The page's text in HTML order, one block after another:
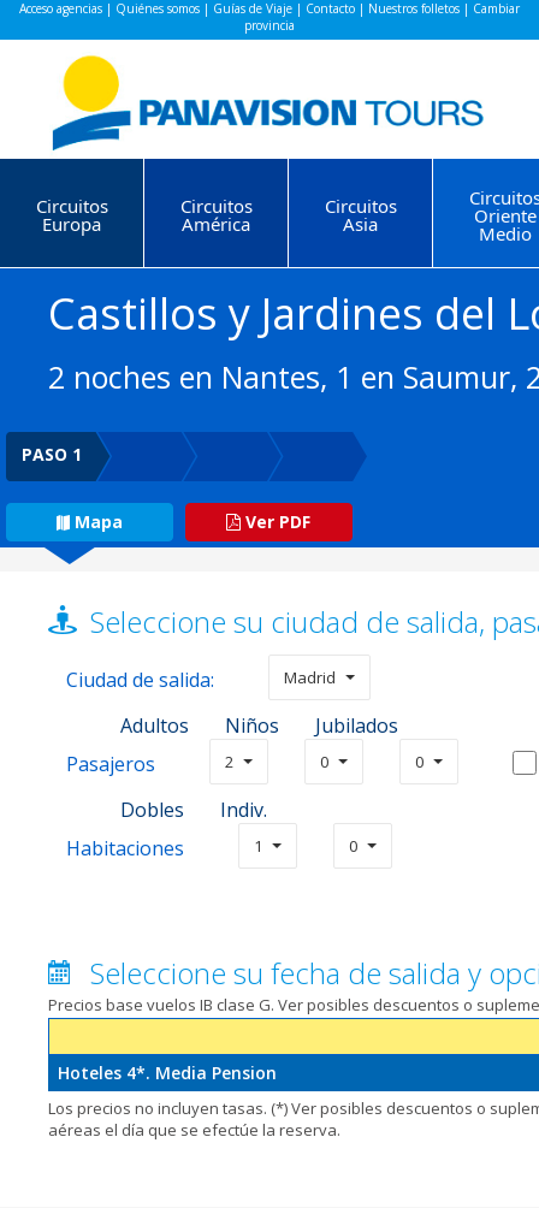
Acceso agencias | Quiénes somos | Guías de Viaje | Contacto | Nuestros folletos | Cambiar
provincia
Circuitos
Europa
Circuitos
América
Circuitos
Asia Oriente
Medio
Castillos y Jardines del
2 noches en Nantes, 1 en Saumur,
PASO 1
Mapa Ver PDF
Seleccione su ciudad de salida,
Ciudad de salida: Madrid
Adultos Niños
Jubilados
Pasajeros
2 0 0
Dobles
Indiv.
Habitaciones
1 0
Seleccione su fecha de salida y
Precios base vuelos IB clase G. Ver posibles descuentos o
Hoteles 4*. Media Pension
Los precios no incluyen tasas. (*) Ver posibles descuentos o
aéreas el día que se efectúe la reserva.